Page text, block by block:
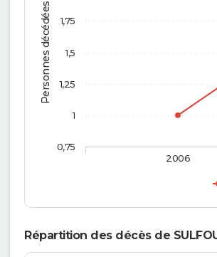
Personnes décédées
2006
0,75
1
1,25
1,5
1,75
Répartition des décès de